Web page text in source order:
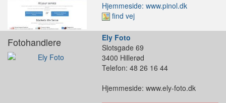
Hjemmeside: www.pinol.dk
find vej
Fotohandlere
Ely Foto
Slotsgade 69
3400 Hillerød
Telefon: 48 26 16 44
Hjemmeside: www.ely-foto.dk